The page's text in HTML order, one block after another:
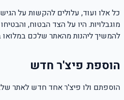
כל אלו ועוד, עלולים להקשות על
מוגבלויות. היו על הצד הבטוח,
להמשיך ליהנות מהאתר שלכם
הוספת פיצ'ר חדש
הוספתם ולו פיצ'ר אחד חדש לאתר